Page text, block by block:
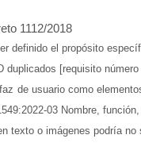
1112/2018
definido el propósito
[requisito
de usuario como
03 Nombre, función,
texto o imágenes podría